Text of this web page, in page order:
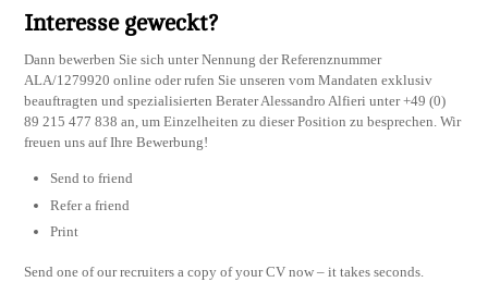
Interesse geweckt?
Dann bewerben Sie sich unter Nennung der Referenznummer
ALA/1279920 online oder rufen Sie unseren vom Mandaten exklusiv
beauftragten und spezialisierten Berater Alessandro Alfieri unter +49 (0)
89 215 477 838 an, um Einzelheiten zu dieser Position zu besprechen. Wir
freuen uns auf Ihre Bewerbung!
Send to friend
Refer a friend
Print
Send one of our recruiters a copy of your CV now – it takes seconds.